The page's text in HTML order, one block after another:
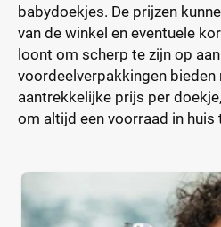
babydoekjes. De prijzen
van de winkel en eventuele
loont om scherp te zijn op
voordeelverpakkingen bieden
aantrekkelijke prijs per
om altijd een voorraad in huis